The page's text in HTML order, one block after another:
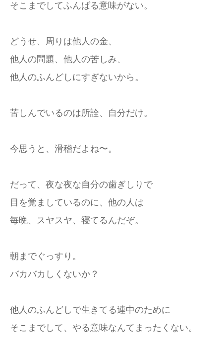
そこまでしてふんばる意味がない。
どうせ、周りは他人の金、
他人の問題、他人の苦しみ、
他人のふんどしにすぎないから。
苦しんでいるのは所詮、自分だけ。
今思うと、滑稽だよね〜。
だって、夜な夜な自分の歯ぎしりで
目を覚ましているのに、他の人は
毎晩、スヤスヤ、寝てるんだぞ。
朝までぐっすり。
バカバカしくないか？
他人のふんどしで生きてる連中のために
そこまでして、やる意味なんてまったくない。